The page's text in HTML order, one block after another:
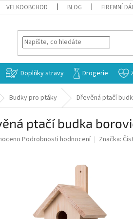
VELKOOBCHOD BLOG FIREMNÍ
Doplňky stravy Drogerie
Budky pro ptáky Dřevěná ptačí
ptačí budka
Podrobnosti hodnocení Značka: